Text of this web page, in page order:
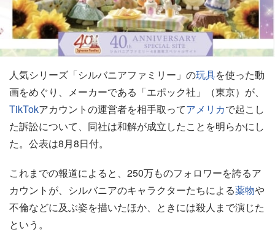
人気シリーズ「シルバニアファミリー」の玩具を使った動
画をめぐり、メーカーである「エポック社」（東京）が、
TikTokアカウントの運営者を相手取ってアメリカで起こし
た訴訟について、同社は和解が成立したことを明らかにし
た。公表は8月8日付。
これまでの報道によると、250万ものフォロワーを誇るア
カウントが、シルバニアのキャラクターたちによる薬物や
不倫などに及ぶ姿を描いたほか、ときには殺人まで演じた
という。